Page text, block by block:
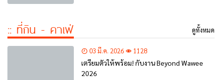
:: ที่กิน - คาเฟ่ ดูทั้งหมด
03 มี.ค. 2026 1128
เตรียมตัวให้พร้อม! กับงาน Beyond Wawee
2026